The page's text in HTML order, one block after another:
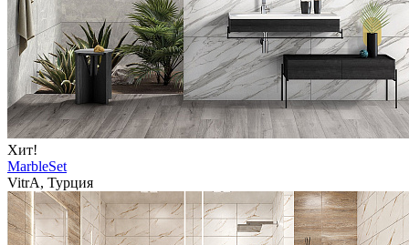
Хит!
MarbleSet
VitrA, Турция